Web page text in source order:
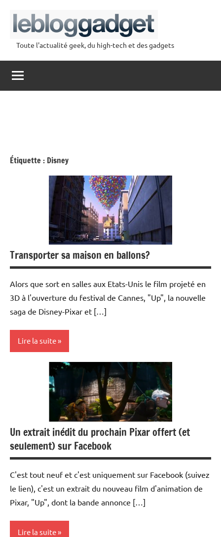
contenu
lebloggadget
Toute l'actualité geek, du high-tech et des gadgets
Étiquette : Disney
Transporter sa maison en ballons?
Alors que sort en salles aux Etats-Unis le film projeté en
3D à l'ouverture du festival de Cannes, "Up", la nouvelle
saga de Disney-Pixar et […]
Lire la suite
Un extrait inédit du prochain Pixar offert (et
seulement) sur Facebook
C'est tout neuf et c'est uniquement sur Facebook (suivez
le lien), c'est un extrait du nouveau film d'animation de
Pixar, "Up", dont la bande annonce […]
Lire la suite